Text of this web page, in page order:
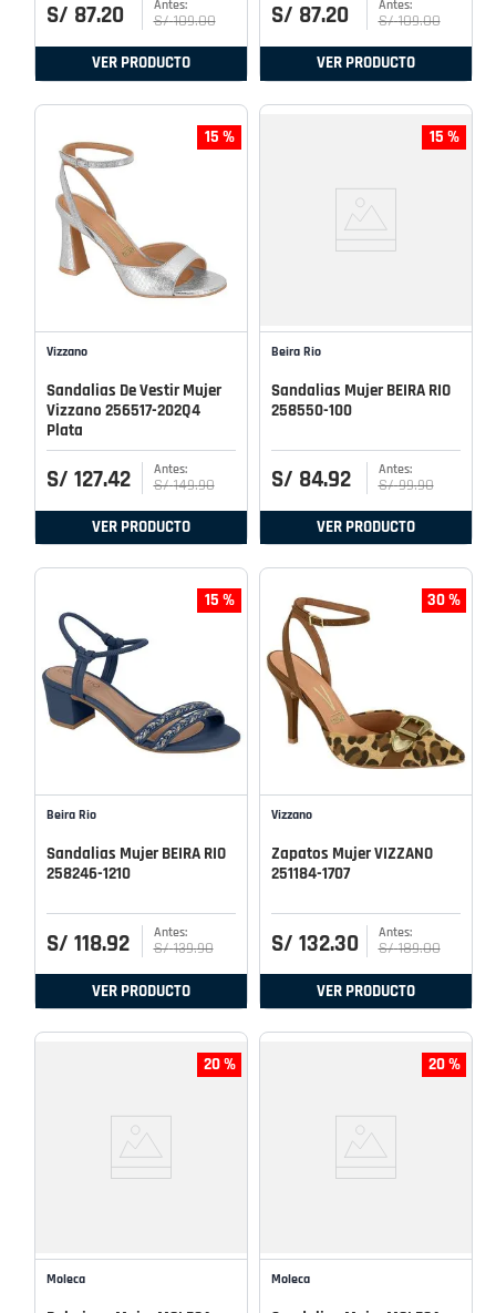
S/ 87.20 S/ 109.00
VER PRODUCTO
S/ 87.20 S/ 109.00
VER PRODUCTO
15 %
Vizzano
Sandalias De Vestir Mujer
Vizzano 256517-202Q4
Plata
S/ 127.42 S/ 149.90
VER PRODUCTO
15 %
Beira Rio
Sandalias Mujer BEIRA RIO
258550-100
S/ 84.92 S/ 99.90
VER PRODUCTO
15 %
Beira Rio
Sandalias Mujer BEIRA RIO
258246-1210
S/ 118.92 S/ 139.90
VER PRODUCTO
30 %
Vizzano
Zapatos Mujer VIZZANO
251184-1707
S/ 132.30 S/ 189.00
VER PRODUCTO
20 %
Moleca
20 %
Moleca